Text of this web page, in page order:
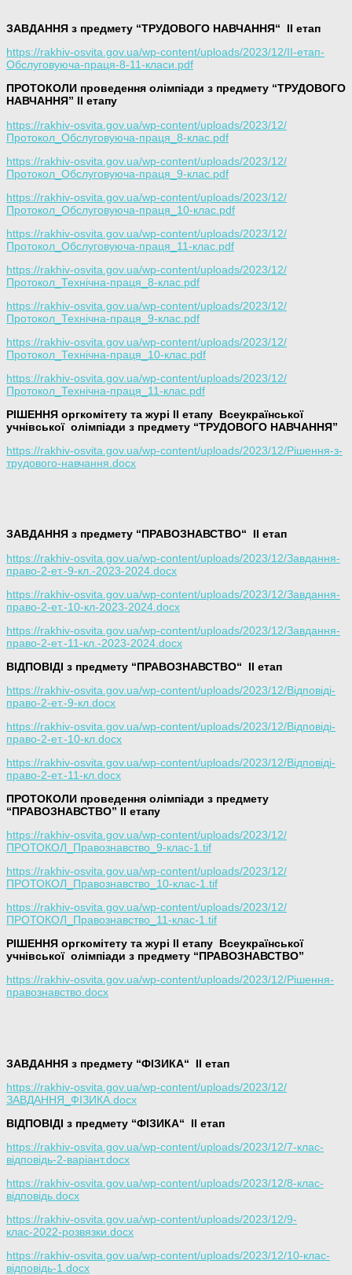
ЗАВДАННЯ з предмету “ТРУДОВОГО НАВЧАННЯ“
ІІ етап
https://rakhiv-osvita.gov.ua/wp-content/uploads/2023/12/ІІ-етап-
Обслуговуюча-праця-8-11-класи.pdf
ПРОТОКОЛИ проведення олімпіади з предмету “ТРУДОВОГО
НАВЧАННЯ” ІІ етапу
https://rakhiv-osvita.gov.ua/wp-content/uploads/2023/12/
Протокол_Обслуговуюча-праця_8-клас.pdf
https://rakhiv-osvita.gov.ua/wp-content/uploads/2023/12/
Протокол_Обслуговуюча-праця_9-клас.pdf
https://rakhiv-osvita.gov.ua/wp-content/uploads/2023/12/
Протокол_Обслуговуюча-праця_10-клас.pdf
https://rakhiv-osvita.gov.ua/wp-content/uploads/2023/12/
Протокол_Обслуговуюча-праця_11-клас.pdf
https://rakhiv-osvita.gov.ua/wp-content/uploads/2023/12/
Протокол_Технічна-праця_8-клас.pdf
https://rakhiv-osvita.gov.ua/wp-content/uploads/2023/12/
Протокол_Технічна-праця_9-клас.pdf
https://rakhiv-osvita.gov.ua/wp-content/uploads/2023/12/
Протокол_Технічна-праця_10-клас.pdf
https://rakhiv-osvita.gov.ua/wp-content/uploads/2023/12/
Протокол_Технічна-праця_11-клас.pdf
РІШЕННЯ оргкомітету та журі ІІ етапу Всеукраїнської
учнівської олімпіади з предмету “ТРУДОВОГО НАВЧАННЯ”
https://rakhiv-osvita.gov.ua/wp-content/uploads/2023/12/Рішення-з-
трудового-навчання.docx
ЗАВДАННЯ з предмету “ПРАВОЗНАВСТВО“
ІІ етап
https://rakhiv-osvita.gov.ua/wp-content/uploads/2023/12/Завдання-
право-2-ет.-9-кл.-2023-2024.docx
https://rakhiv-osvita.gov.ua/wp-content/uploads/2023/12/Завдання-
право-2-ет.-10-кл-2023-2024.docx
https://rakhiv-osvita.gov.ua/wp-content/uploads/2023/12/Завдання-
право-2-ет.-11-кл.-2023-2024.docx
ВІДПОВІДІ з предмету “ПРАВОЗНАВСТВО“
ІІ етап
https://rakhiv-osvita.gov.ua/wp-content/uploads/2023/12/Відповіді-
право-2-ет.-9-кл.docx
https://rakhiv-osvita.gov.ua/wp-content/uploads/2023/12/Відповіді-
право-2-ет.-10-кл.docx
https://rakhiv-osvita.gov.ua/wp-content/uploads/2023/12/Відповіді-
право-2-ет.-11-кл.docx
ПРОТОКОЛИ проведення олімпіади з предмету
“ПРАВОЗНАВСТВО” ІІ етапу
https://rakhiv-osvita.gov.ua/wp-content/uploads/2023/12/
ПРОТОКОЛ_Правознавство_9-клас-1.tif
https://rakhiv-osvita.gov.ua/wp-content/uploads/2023/12/
ПРОТОКОЛ_Правознавство_10-клас-1.tif
https://rakhiv-osvita.gov.ua/wp-content/uploads/2023/12/
ПРОТОКОЛ_Правознавство_11-клас-1.tif
РІШЕННЯ оргкомітету та журі ІІ етапу Всеукраїнської
учнівської олімпіади з предмету “ПРАВОЗНАВСТВО”
https://rakhiv-osvita.gov.ua/wp-content/uploads/2023/12/Рішення-
правознавство.docx
ЗАВДАННЯ з предмету “ФІЗИКА“
ІІ етап
https://rakhiv-osvita.gov.ua/wp-content/uploads/2023/12/
ЗАВДАННЯ_ФІЗИКА.docx
ВІДПОВІДІ з предмету “ФІЗИКА“
ІІ етап
https://rakhiv-osvita.gov.ua/wp-content/uploads/2023/12/7-клас-
відповідь-2-варіант.docx
https://rakhiv-osvita.gov.ua/wp-content/uploads/2023/12/8-клас-
відповідь.docx
https://rakhiv-osvita.gov.ua/wp-content/uploads/2023/12/9-
клас-2022-розвязки.docx
https://rakhiv-osvita.gov.ua/wp-content/uploads/2023/12/10-клас-
відповідь-1.docx